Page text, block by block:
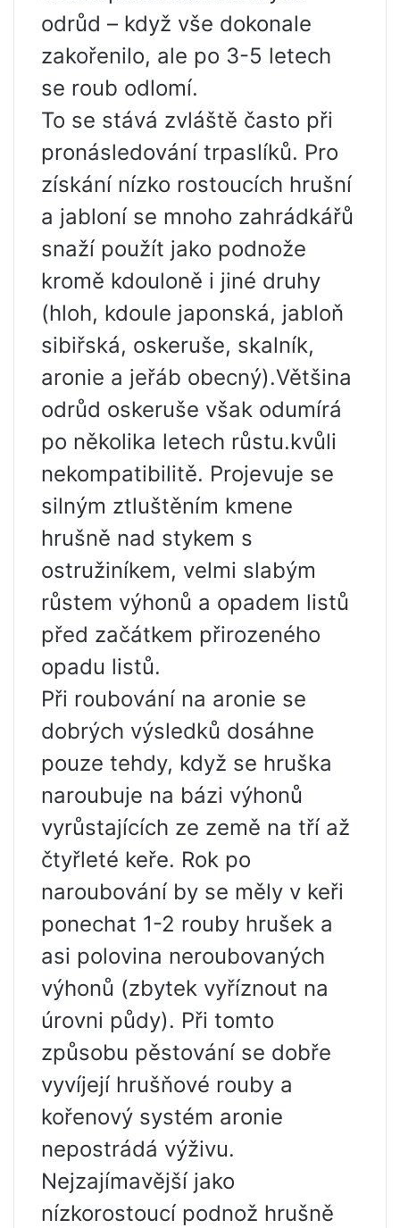
odrůd – když vše dokonale
zakořenilo, ale po 3-5 letech
se roub odlomí.
To se stává zvláště často při
pronásledování trpaslíků. Pro
získání nízko rostoucích hrušní
a jabloní se mnoho zahrádkářů
snaží použít jako podnože
kromě kdouloně i jiné druhy
(hloh, kdoule japonská, jabloň
sibiřská, oskeruše, skalník,
aronie a jeřáb obecný).Většina
odrůd oskeruše však odumírá
po několika letech růstu.kvůli
nekompatibilitě. Projevuje se
silným ztluštěním kmene
hrušně nad stykem s
ostružiníkem, velmi slabým
růstem výhonů a opadem listů
před začátkem přirozeného
opadu listů.
Při roubování na aronie se
dobrých výsledků dosáhne
pouze tehdy, když se hruška
naroubuje na bázi výhonů
vyrůstajících ze země na tří až
čtyřleté keře. Rok po
naroubování by se měly v keři
ponechat 1-2 rouby hrušek a
asi polovina neroubovaných
výhonů (zbytek vyříznout na
úrovni půdy). Při tomto
způsobu pěstování se dobře
vyvíjejí hrušňové rouby a
kořenový systém aronie
nepostrádá výživu.
Nejzajímavější jako
nízkorostoucí podnož hrušně